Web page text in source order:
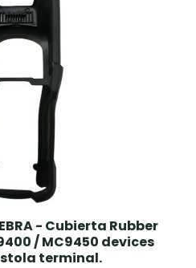
- Cubierta Rubber
/ MC9450 devices
terminal.